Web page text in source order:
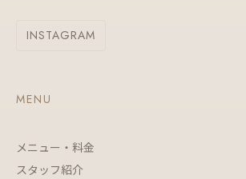
INSTAGRAM
MENU
メニュー・料金
スタッフ紹介